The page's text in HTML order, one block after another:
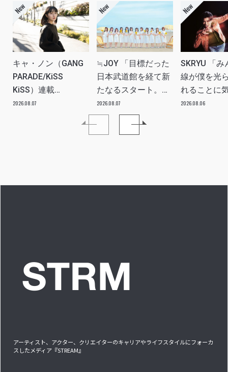
キャ・ノン（GANG
PARADE/KiSS
KiSS）連載
vol.113「読者からの
質問”のんちゃんはラ
2026.08.07
≒JOY 「目標だった
日本武道館を経て新
たなるスタート。
≒JOYにしかない魅
力を磨いていきた
2026.08.07
SKRYU 「み
線が僕を光
れることに
た」
2026.08.06
アーティスト、アクター、クリエイターのキャリアやライフスタイルにフォーカ
スしたメディア『STREAM』